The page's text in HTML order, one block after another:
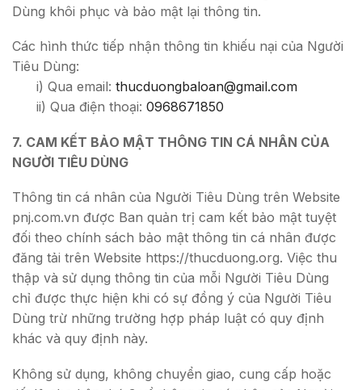
Dùng khôi phục và bảo mật lại thông tin.
Các hình thức tiếp nhận thông tin khiếu nại của Người
Tiêu Dùng:
i) Qua email: thucduongbaloan@gmail.com
ii) Qua điện thoại: 0968671850
7. CAM KẾT BẢO MẬT THÔNG TIN CÁ NHÂN CỦA
NGƯỜI TIÊU DÙNG
Thông tin cá nhân của Người Tiêu Dùng trên Website
pnj.com.vn được Ban quản trị cam kết bảo mật tuyệt
đối theo chính sách bảo mật thông tin cá nhân được
đăng tải trên Website https://thucduong.org. Việc thu
thập và sử dụng thông tin của mỗi Người Tiêu Dùng
chỉ được thực hiện khi có sự đồng ý của Người Tiêu
Dùng trừ những trường hợp pháp luật có quy định
khác và quy định này.
Không sử dụng, không chuyển giao, cung cấp hoặc